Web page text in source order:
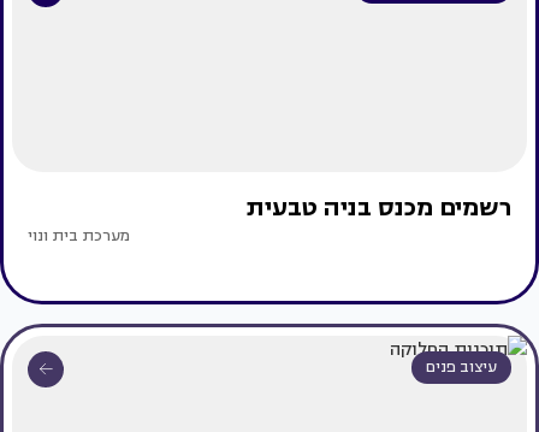
רשמים מכנס בניה טבעית
מערכת בית ונוי
עיצוב פנים